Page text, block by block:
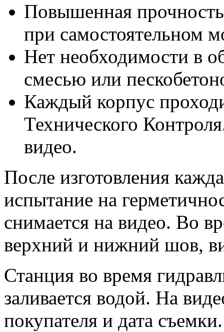
Повышенная
при самостоятельном
Нет необходимости в
смесью или
Каждый корпус
Технического
видео.
После изготовления
испытание на
снимается на видео. Во
верхний и нижний шов,
Станция во время
заливается водой. На
покупателя и дата съемки.